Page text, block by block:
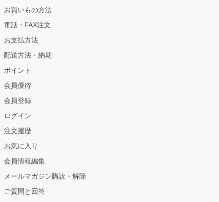
お買いもの方法
電話・FAX注文
お支払方法
配送方法・納期
ポイント
会員優待
会員登録
ログイン
注文履歴
お気に入り
会員情報編集
メールマガジン購読・解除
ご質問と回答